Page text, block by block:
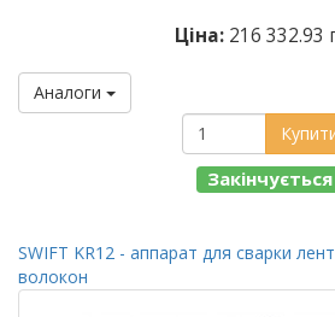
Ціна: 216 332.93
Аналоги
Закінчується
SWIFT KR12 - аппарат для сварки
волокон